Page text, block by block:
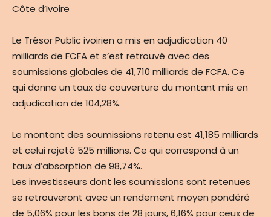
Côte d’Ivoire
Le Trésor Public ivoirien a mis en adjudication 40
milliards de FCFA et s’est retrouvé avec des
soumissions globales de 41,710 milliards de FCFA. Ce
qui donne un taux de couverture du montant mis en
adjudication de 104,28%.
Le montant des soumissions retenu est 41,185 milliards
et celui rejeté 525 millions. Ce qui correspond à un
taux d’absorption de 98,74%.
Les investisseurs dont les soumissions sont retenues
se retrouveront avec un rendement moyen pondéré
de 5,06% pour les bons de 28 jours, 6,16% pour ceux de